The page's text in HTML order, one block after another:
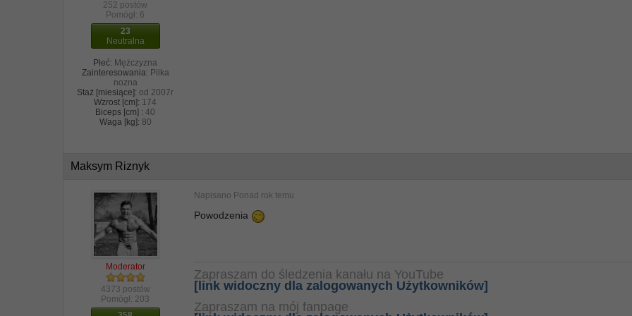
252 postów
Pomógł: 6
23
Neutralna
Płeć: Mężczyzna
Zainteresowania: Pilka
nozna
Staż [miesiące]: od 2007r
Wzrost [cm]: 174
Biceps [cm] : 40
Waga [kg]: 80
Maksym Riznyk
Moderator
4373 postów
Pomógł: 203
Napisano Ponad rok temu
Powodzenia
Zapraszam do śledzenia kanału na YouTube
[link widoczny dla zalogowanych Użytkowników]
Zapraszam na mój fanpage